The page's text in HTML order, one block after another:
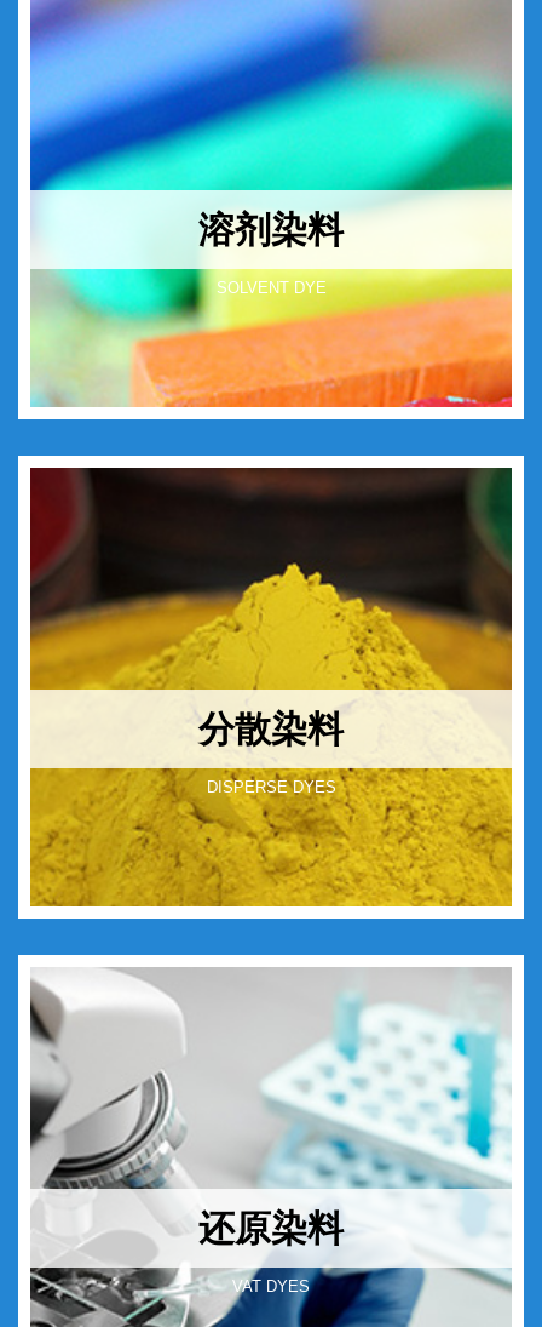
溶剂染料
SOLVENT DYE
分散染料
DISPERSE DYES
还原染料
VAT DYES